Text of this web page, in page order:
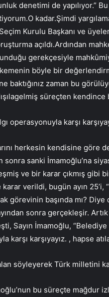
denetimi de yapılıyor.”
kadar.Şimdi
Kurulu Başkanı ve
açıldı.Ardından
gerekçesiyle
böyle bir
baktığınız zaman bu
süreçten kendince
operasyonuyla karşı
herkesin kendisine göre
sonra sanki İmamoğlu’na
ve bir karar çıkmış gibi
karar verildi, bugün ayın
görevinin başında mı?
sonra gerçekleşir.
Sayın İmamoğlu,
karşı karşıyayız. , hapse
söyleyerek Türk milletini
bu süreçte mağdur